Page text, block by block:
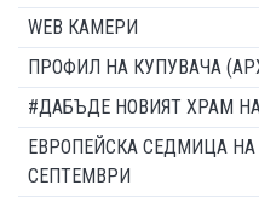
WEB КАМЕРИ
ПРОФИЛ НА КУПУВАЧА
#ДАБЪДЕ НОВИЯТ ХРАМ
ЕВРОПЕЙСКА СЕДМИЦА НА
СЕПТЕМВРИ